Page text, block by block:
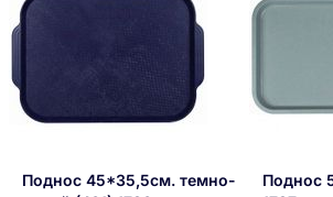
Поднос 45*35,5см. темно-
Поднос 53*33см серый (107)